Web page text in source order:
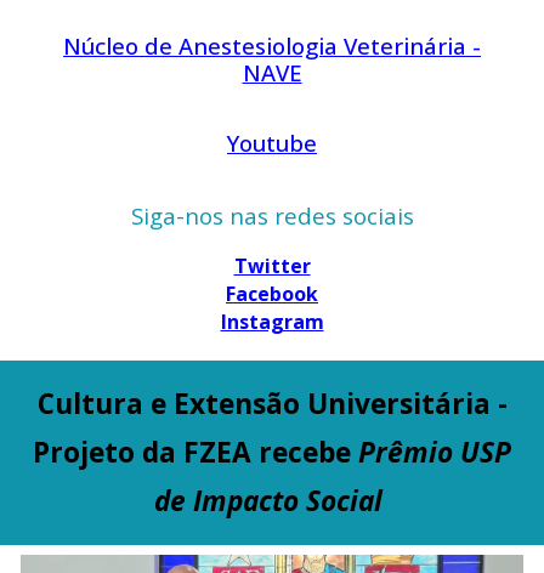
Núcleo de Anestesiologia Veterinária -
NAVE
Youtube
Siga-nos nas redes sociais
Twitter
Facebook
Instagram
Cultura e Extensão Universitária -
Projeto da FZEA recebePrêmio USP
de Impacto Social